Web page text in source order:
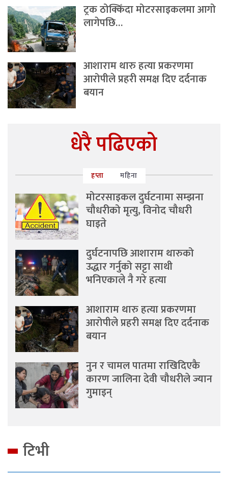
ट्रक ठोक्किँदा मोटरसाइकलमा आगो
लागेपछि…
आशाराम थारु हत्या प्रकरणमा
आरोपीले प्रहरी समक्ष दिए दर्दनाक
बयान
धेरै पढिएको
हप्ता महिना
मोटरसाइकल दुर्घटनामा सम्झना
चौधरीको मृत्यु, विनोद चौधरी
घाइते
दुर्घटनापछि आशाराम थारुको
उद्धार गर्नुको सट्टा साथी
भनिएकाले नै गरे हत्या
आशाराम थारु हत्या प्रकरणमा
आरोपीले प्रहरी समक्ष दिए दर्दनाक
बयान
नुन र चामल पातमा राखिदिएकै
कारण जालिना देवी चौधरीले ज्यान
गुमाइन्
टिभी